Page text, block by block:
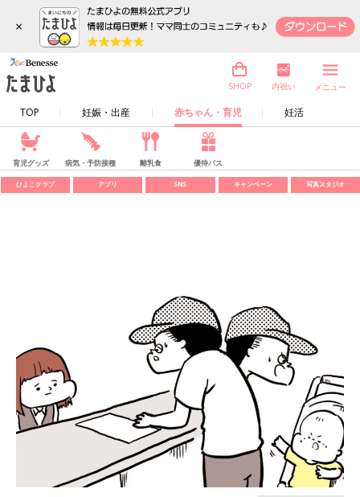
×
TOP 妊娠・出産 赤ちゃん・育児 妊活
SHOP 内祝い メニュー
育児グッズ 病気・予防接種 離乳食 優待パス
ひよこクラブ アプリ SNS キャンペーン 写真スタジオ